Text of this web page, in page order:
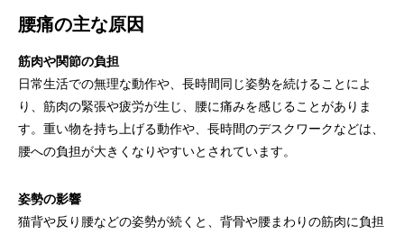
腰痛の主な原因
筋肉や関節の負担
日常生活での無理な動作や、長時間同じ姿勢を続けることによ
り、筋肉の緊張や疲労が生じ、腰に痛みを感じることがありま
す。重い物を持ち上げる動作や、長時間のデスクワークなどは、
腰への負担が大きくなりやすいとされています。
姿勢の影響
猫背や反り腰などの姿勢が続くと、背骨や腰まわりの筋肉に負担